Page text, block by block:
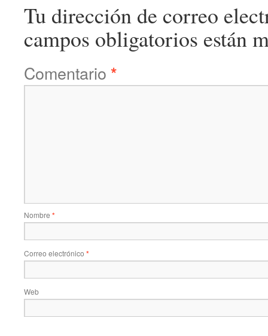
Tu dirección de correo
campos obligatorios están
Comentario *
Nombre *
Correo electrónico *
Web